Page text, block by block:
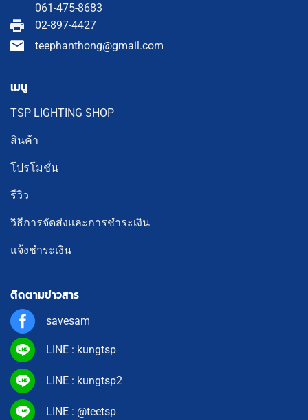
061-475-8683
02-897-4427
teephanthong@gmail.com
เมนู
TSP LIGHTING SHOP
สินค้า
โปรโมชั่น
รีวิว
วิธีการจัดส่งและการชำระเงิน
แจ้งชำระเงิน
ติดตามข่าวสาร
savesam
LINE : kungtsp
LINE : kungtsp2
LINE : @teetsp